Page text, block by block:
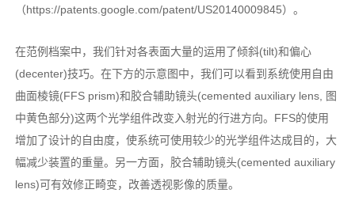
（https://patents.google.com/patent/US20140009845）。
在范例档案中，我们针对各表面大量的运用了倾斜(tilt)和偏心
(decenter)技巧。在下方的示意图中，我们可以看到系统使用自由
曲面棱镜(FFS prism)和胶合辅助镜头(cemented auxiliary lens, 图
中黄色部分)这两个光学组件改变入射光的行进方向。FFS的使用
增加了设计的自由度，使系统可使用较少的光学组件达成目的，大
幅减少装置的重量。另一方面，胶合辅助镜头(cemented auxiliary
lens)可有效修正畸变，改善透视影像的质量。